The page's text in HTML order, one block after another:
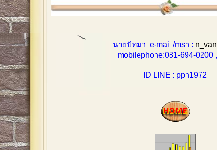
นายปัทมฯ e-mail /msn :
mobilephone:081-694-0200 ,
ID LINE : ppn1972